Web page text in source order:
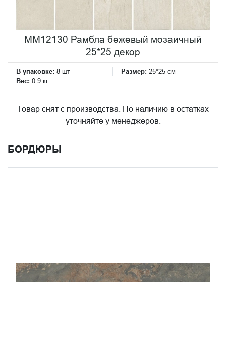
MM12130 Рамбла бежевый мозаичный
25*25 декор
В упаковке: 8 шт Размер: 25*25 см
Вес: 0.9 кг
Товар снят с производства. По наличию в остатках
уточняйте у менеджеров.
БОРДЮРЫ